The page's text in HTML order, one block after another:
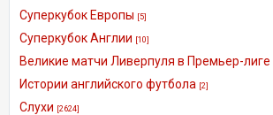
Суперкубок Европы [5]
Суперкубок Англии [10]
Великие матчи Ливерпуля в Премьер-лиге
Истории английского футбола [2]
Слухи [2624]